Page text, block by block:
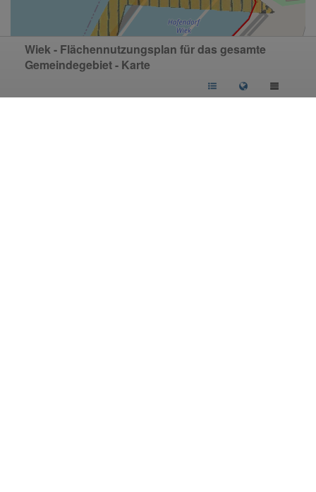
Wiek - Flächennutzungsplan für das gesamte
Gemeindegebiet - Karte